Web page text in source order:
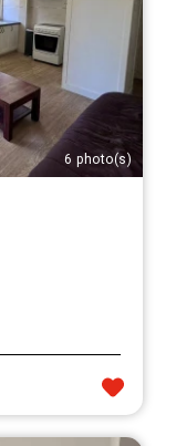
6 photo(s)